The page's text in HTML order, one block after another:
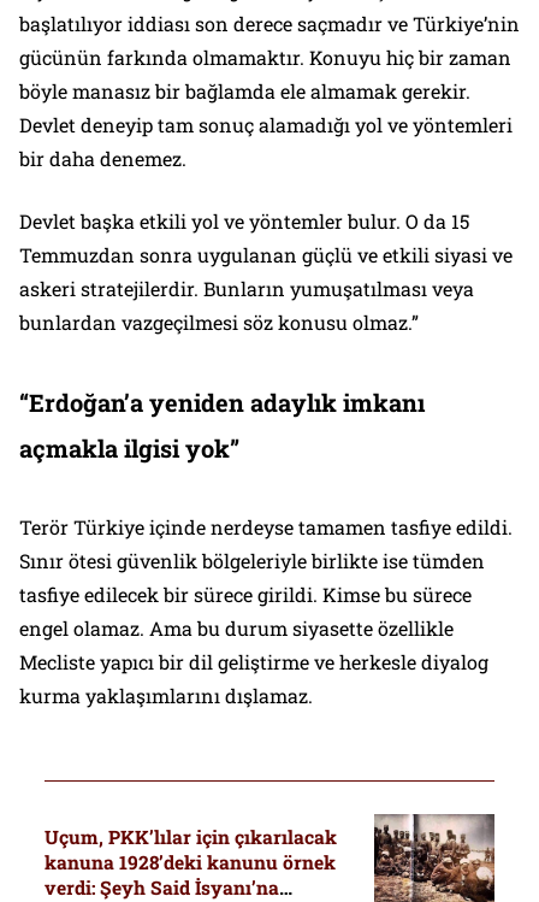
başlatılıyor iddiası son derece saçmadır ve Türkiye’nin
gücünün farkında olmamaktır. Konuyu hiç bir zaman
böyle manasız bir bağlamda ele almamak gerekir.
Devlet deneyip tam sonuç alamadığı yol ve yöntemleri
bir daha denemez.
Devlet başka etkili yol ve yöntemler bulur. O da 15
Temmuzdan sonra uygulanan güçlü ve etkili siyasi ve
askeri stratejilerdir. Bunların yumuşatılması veya
bunlardan vazgeçilmesi söz konusu olmaz.”
“Erdoğan’a yeniden adaylık imkanı
açmakla ilgisi yok”
Terör Türkiye içinde nerdeyse tamamen tasfiye edildi.
Sınır ötesi güvenlik bölgeleriyle birlikte ise tümden
tasfiye edilecek bir sürece girildi. Kimse bu sürece
engel olamaz. Ama bu durum siyasette özellikle
Mecliste yapıcı bir dil geliştirme ve herkesle diyalog
kurma yaklaşımlarını dışlamaz.
Uçum, PKK’lılar için çıkarılacak
kanuna 1928’deki kanunu örnek
verdi: Şeyh Said İsyanı’na